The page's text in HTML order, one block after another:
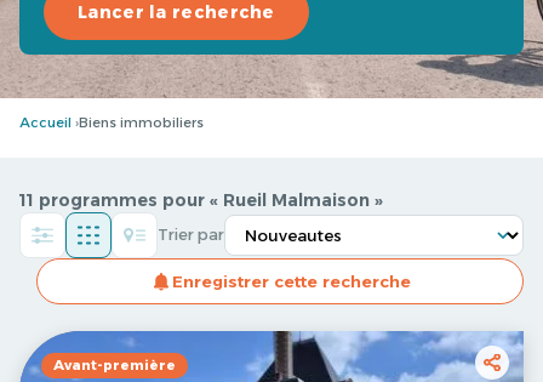
Lancer la recherche
Accueil Biens immobiliers
11 programmes pour « Rueil Malmaison »
Enregistrer cette recherche
Trier par
Avant-première